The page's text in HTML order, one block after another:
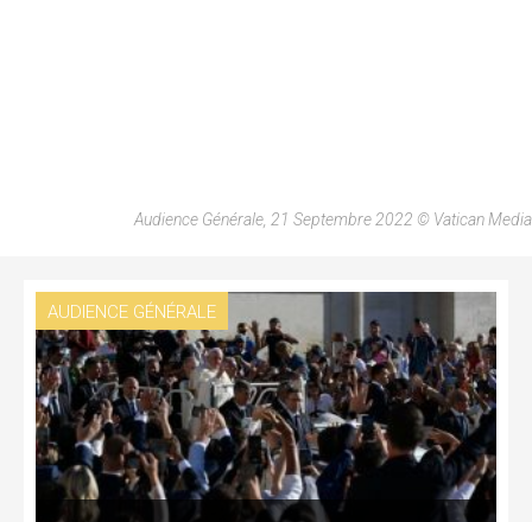
Audience Générale, 21 Septembre 2022 © Vatican Media
AUDIENCE GÉNÉRALE